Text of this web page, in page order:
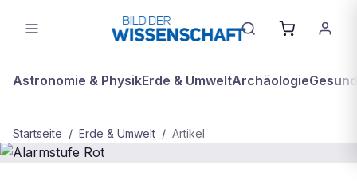
Astronomie & PhysikErde & UmweltArchäologie
Startseite / Erde & Umwelt / Artikel